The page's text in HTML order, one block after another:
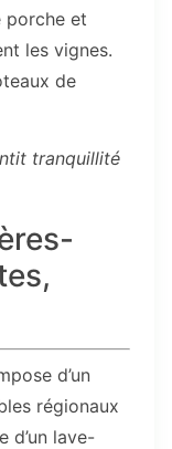
porche et
les vignes.
de
tranquillité
d’un
régionaux
d’un lave-